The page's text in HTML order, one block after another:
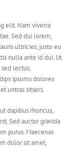
elit. Nam viverra
Sed dui lorem,
ultricies, justo eu
nulla ante id dui. Ut
lectus.
ipsums dolores
untras sitsers.
dapibus rhoncus,
Sed auctor gravida
purus. Maecenas
dolor sit amet,